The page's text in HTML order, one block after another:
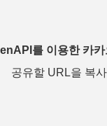
를 이용한 카
공유할 URL을 복